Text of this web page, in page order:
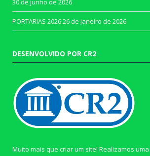
30 de junho de 2026
PORTARIAS 202626 de janeiro de 2026
DESENVOLVIDO POR CR2
Muito mais que criar um site! Realizamos